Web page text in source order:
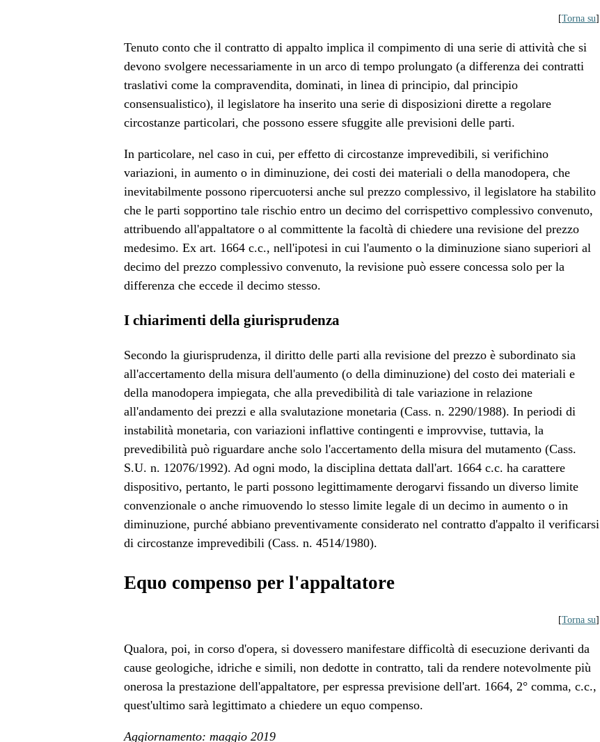
[Torna su]
Tenuto conto che il contratto di appalto implica il compimento di una serie di attività che si
devono svolgere necessariamente in un arco di tempo prolungato (a differenza dei contratti
traslativi come la compravendita, dominati, in linea di principio, dal principio
consensualistico), il legislatore ha inserito una serie di disposizioni dirette a regolare
circostanze particolari, che possono essere sfuggite alle previsioni delle parti.
In particolare, nel caso in cui, per effetto di circostanze imprevedibili, si verifichino
variazioni, in aumento o in diminuzione, dei costi dei materiali o della manodopera, che
inevitabilmente possono ripercuotersi anche sul prezzo complessivo, il legislatore ha stabilito
che le parti sopportino tale rischio entro un decimo del corrispettivo complessivo convenuto,
attribuendo all'appaltatore o al committente la facoltà di chiedere una revisione del prezzo
medesimo. Ex art. 1664 c.c., nell'ipotesi in cui l'aumento o la diminuzione siano superiori al
decimo del prezzo complessivo convenuto, la revisione può essere concessa solo per la
differenza che eccede il decimo stesso.
I chiarimenti della giurisprudenza
Secondo la giurisprudenza, il diritto delle parti alla revisione del prezzo è subordinato sia
all'accertamento della misura dell'aumento (o della diminuzione) del costo dei materiali e
della manodopera impiegata, che alla prevedibilità di tale variazione in relazione
all'andamento dei prezzi e alla svalutazione monetaria (Cass. n. 2290/1988). In periodi di
instabilità monetaria, con variazioni inflattive contingenti e improvvise, tuttavia, la
prevedibilità può riguardare anche solo l'accertamento della misura del mutamento (Cass.
S.U. n. 12076/1992). Ad ogni modo, la disciplina dettata dall'art. 1664 c.c. ha carattere
dispositivo, pertanto, le parti possono legittimamente derogarvi fissando un diverso limite
convenzionale o anche rimuovendo lo stesso limite legale di un decimo in aumento o in
diminuzione, purché abbiano preventivamente considerato nel contratto d'appalto il verificarsi
di circostanze imprevedibili (Cass. n. 4514/1980).
Equo compenso per l'appaltatore
[Torna su]
Qualora, poi, in corso d'opera, si dovessero manifestare difficoltà di esecuzione derivanti da
cause geologiche, idriche e simili, non dedotte in contratto, tali da rendere notevolmente più
onerosa la prestazione dell'appaltatore, per espressa previsione dell'art. 1664, 2° comma, c.c.,
quest'ultimo sarà legittimato a chiedere un equo compenso.
Aggiornamento: maggio 2019